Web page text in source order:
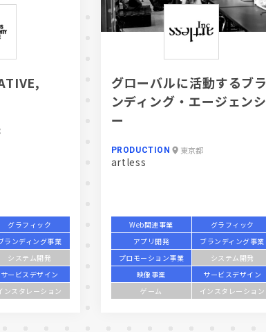
グラフィック
ランディング事業
システム開発
サービスデザイン
ンスタレーション
グローバルに活動するブラ
ンディング・エージェンシ
ー
PRODUCTION 東京都
artless
Web関連事業
グラフィック
アプリ開発
ブランディング事業
プロモーション事業
システム開発
映像事業
サービスデザイン
ゲーム
インスタレーション